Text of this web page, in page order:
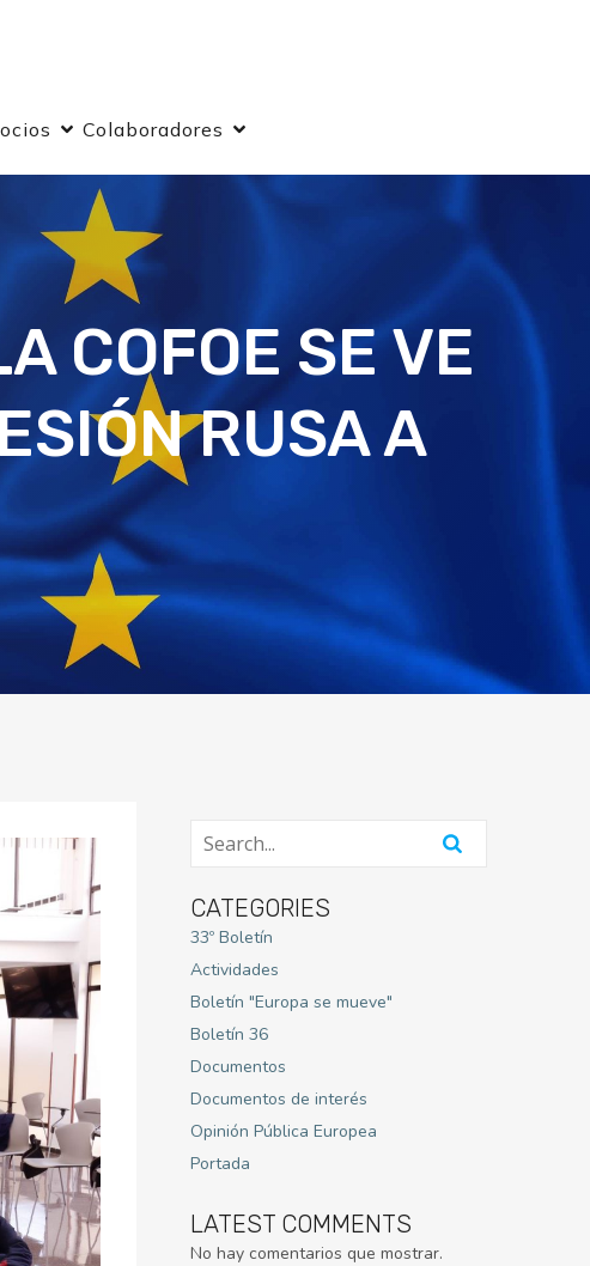
Colaboradores
COFOE SE VE
RUSA A
CATEGORIES
33º Boletín
Actividades
Boletín "Europa se mueve"
Boletín 36
Documentos
Documentos de interés
Opinión Pública Europea
Portada
LATEST COMMENTS
No hay comentarios que mostrar.